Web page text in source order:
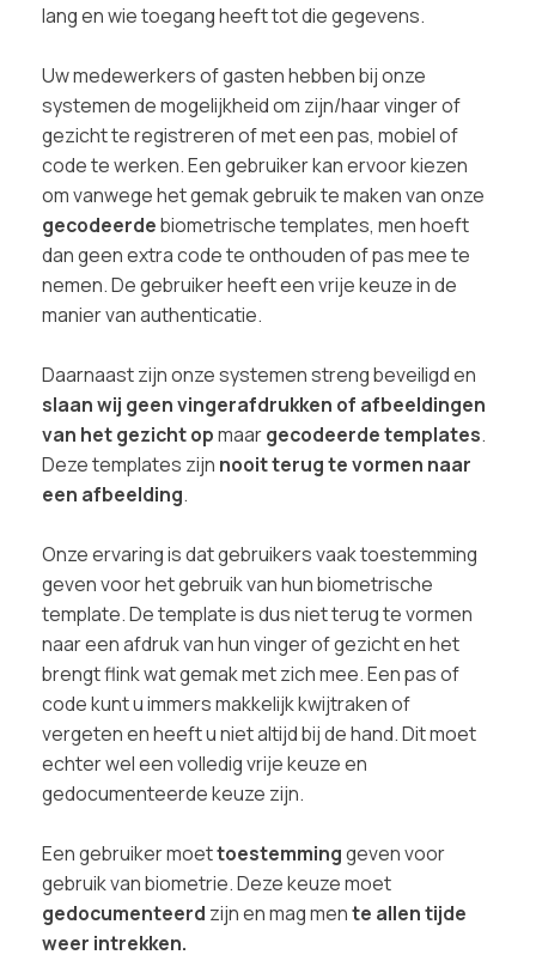
lang en wie toegang heeft tot die gegevens.
Uw medewerkers of gasten hebben bij onze
systemen de mogelijkheid om zijn/haar vinger of
gezicht te registreren of met een pas, mobiel of
code te werken. Een gebruiker kan ervoor kiezen
om vanwege het gemak gebruik te maken van onze
gecodeerdebiometrische templates, men hoeft
dan geen extra code te onthouden of pas mee te
nemen. De gebruiker heeft een vrije keuze in de
manier van authenticatie.
Daarnaast zijn onze systemen streng beveiligd en
slaan wij geen vingerafdrukken of afbeeldingen
van het gezicht opmaargecodeerde templates.
Deze templates zijn nooit terug te vormen naar
een afbeelding.
Onze ervaring is dat gebruikers vaak toestemming
geven voor het gebruik van hun biometrische
template. De template is dus niet terug te vormen
naar een afdruk van hun vinger of gezicht en het
brengt flink wat gemak met zich mee. Een pas of
code kunt u immers makkelijk kwijtraken of
vergeten en heeft u niet altijd bij de hand. Dit moet
echter wel een volledig vrije keuze en
gedocumenteerde keuze zijn.
Een gebruiker moettoestemminggeven voor
gebruik van biometrie. Deze keuze moet
gedocumenteerd zijn en mag mente allen tijde
weer intrekken.